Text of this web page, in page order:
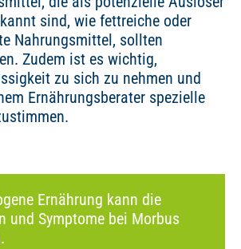
sind, wie fettreiche oder
Nahrungsmittel, sollten
Zudem ist es wichtig,
zu sich zu nehmen und
Ernährungsberater spezielle
Ernährung kann die
und Symptome bei Morbus